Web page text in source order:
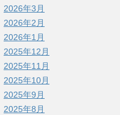
2026年3月
2026年2月
2026年1月
2025年12月
2025年11月
2025年10月
2025年9月
2025年8月